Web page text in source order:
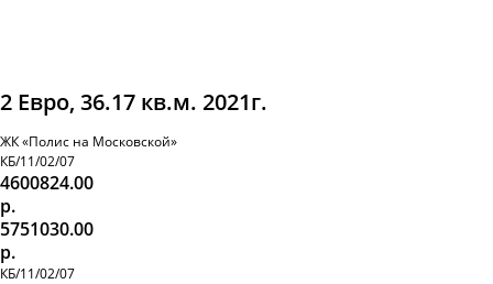
2 Евро, 36.17 кв.м. 2021г.
ЖК «Полис на Московской»
КБ/11/02/07
4600824.00
р.
5751030.00
р.
КБ/11/02/07